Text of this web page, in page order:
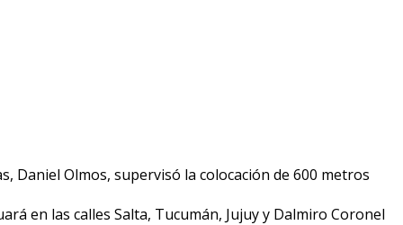
Daniel Olmos, supervisó la colocación de 600 metros
en las calles Salta, Tucumán, Jujuy y Dalmiro Coronel